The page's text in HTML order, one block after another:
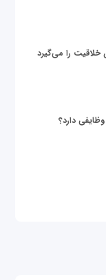
خلاقیت را می‌گیرد
دارد؟